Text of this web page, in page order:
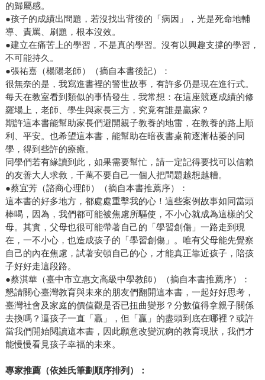
的歸屬感。
●孩子的成績出問題，若沒找出背後的「病因」，光是死命地輔
導、責罵、刷題，根本沒效。
●建立在痛苦上的學習，不是真的學習。沒有以興趣支撐的學習，
不可能持久。
●張祐嘉（楊陽老師）（摘自本書後記）：
很無奈的是，我寫進書裡的警世故事，有許多仍是現在進行式。
每天在教室看到類似的事情發生，我常想：在這座競逐成績的修
羅場上，老師、學生與家長三方，究竟有誰是贏家？
期許這本書能幫助家長們避開親子教養的地雷，在教養的路上順
利、平安。也希望這本書，能幫助在暗夜書桌前逐漸枯萎的同
學，得到些許的療癒。
同學們若有緣讀到此，如果需要幫忙，請一定記得要找可以信賴
的友善大人求救，千萬不要自己一個人把問題越想越糟。
●蔡宜芳（諮商心理師）（摘自本書推薦序）：
這本書的好多地方，都處處重擊我的心！這些案例故事如同當頭
棒喝，因為，我們都可能被焦慮所驅使，不小心就成為這樣的父
母。其實，父母也很可能帶著自己的「學習創傷」一路走到現
在，一不小心，也造成孩子的「學習創傷」。唯有父母能先覺察
自己的內在焦慮，試著安頓自己的心，才能真正靠近孩子，陪孩
子好好走這段路。
●蔡淇華（臺中市立惠文高級中學教師）（摘自本書推薦序）：
懇請關心臺灣教育與未來的朋友們翻開這本書，一起好好思考，
臺灣社會及家庭的價值觀是否已扭曲變形？分數值得拿親子關係
去換嗎？逼孩子一直「贏」，但「贏」的盡頭到底在哪裡？或許
當我們開始閱讀這本書，因此願意改變沉痾的教育現狀，我們才
能慢慢看見孩子幸福的未來。
專家推薦（依姓氏筆劃順序排列）：